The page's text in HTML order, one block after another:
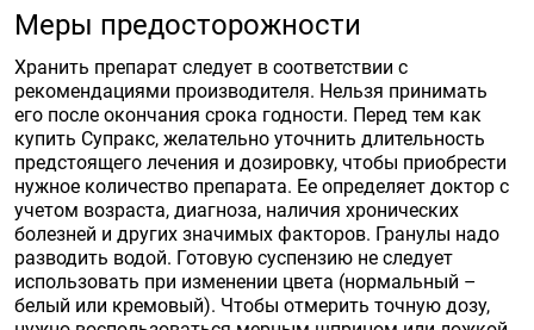
Меры предосторожности
Хранить препарат следует в соответствии с
рекомендациями производителя. Нельзя принимать
его после окончания срока годности. Перед тем как
купить Супракс, желательно уточнить длительность
предстоящего лечения и дозировку, чтобы приобрести
нужное количество препарата. Ее определяет доктор с
учетом возраста, диагноза, наличия хронических
болезней и других значимых факторов. Гранулы надо
разводить водой. Готовую суспензию не следует
использовать при изменении цвета (нормальный –
белый или кремовый). Чтобы отмерить точную дозу,